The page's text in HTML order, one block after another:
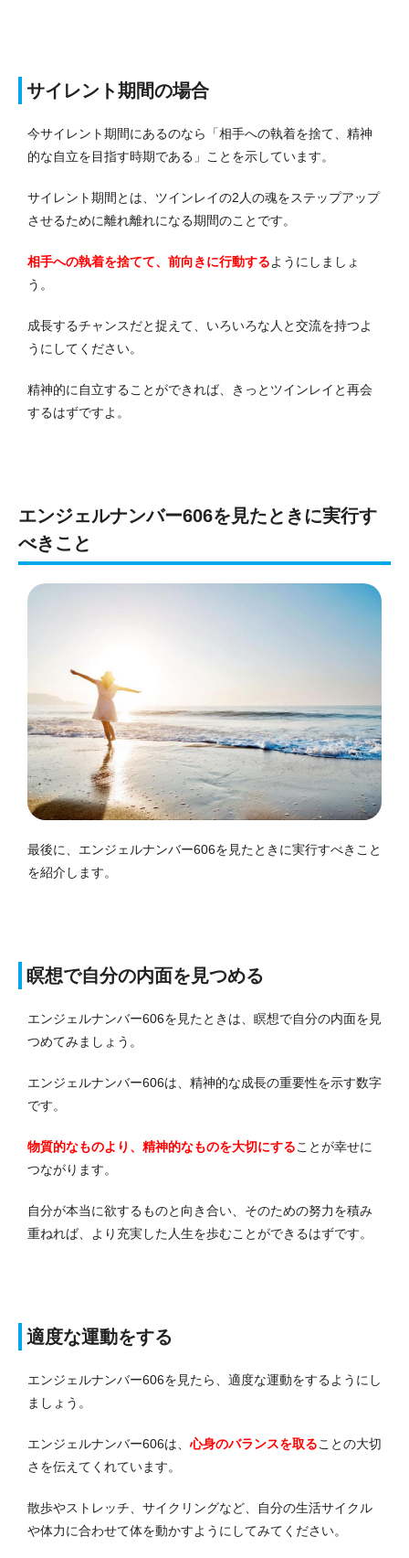
サイレント期間の場合
今サイレント期間にあるのなら「相手への執着を捨て、精神
的な自立を目指す時期である」ことを示しています。
サイレント期間とは、ツインレイの2人の魂をステップアップ
させるために離れ離れになる期間のことです。
相手への執着を捨てて、前向きに行動するようにしましょ
う。
成長するチャンスだと捉えて、いろいろな人と交流を持つよ
うにしてください。
精神的に自立することができれば、きっとツインレイと再会
するはずですよ。
エンジェルナンバー606を見たときに実行す
べきこと
最後に、エンジェルナンバー606を見たときに実行すべきこと
を紹介します。
瞑想で自分の内面を見つめる
エンジェルナンバー606を見たときは、瞑想で自分の内面を見
つめてみましょう。
エンジェルナンバー606は、精神的な成長の重要性を示す数字
です。
物質的なものより、精神的なものを大切にすることが幸せに
つながります。
自分が本当に欲するものと向き合い、そのための努力を積み
重ねれば、より充実した人生を歩むことができるはずです。
適度な運動をする
エンジェルナンバー606を見たら、適度な運動をするようにし
ましょう。
エンジェルナンバー606は、 心身のバランスを取ることの大切
さを伝えてくれています。
散歩やストレッチ、サイクリングなど、自分の生活サイクル
や体力に合わせて体を動かすようにしてみてください。